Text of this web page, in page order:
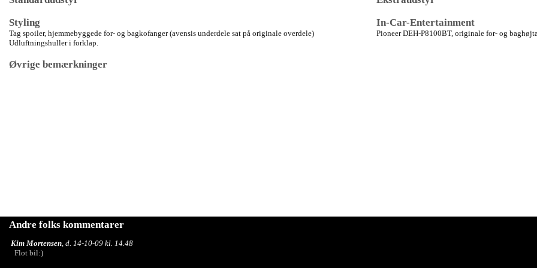
Styling
Tag spoiler, hjemmebyggede for- og bagkofanger (avensis underdele sat på originale overdele)
Udluftningshuller i forklap.
In-Car-Entertainment
Pioneer DEH-P8100BT, originale for- og
Øvrige bemærkninger
Andre folks kommentarer
Kim Mortensen , d. 14-10-09 kl. 14.48
Flot bil:)